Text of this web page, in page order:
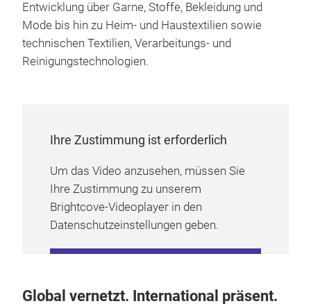
Entwicklung über Garne, Stoffe, Bekleidung und
Mode bis hin zu Heim- und Haustextilien sowie
technischen Textilien, Verarbeitungs- und
Reinigungstechnologien.
Ihre Zustimmung ist erforderlich
Um das Video anzusehen, müssen Sie
Ihre Zustimmung zu unserem
Brightcove-Videoplayer in den
Datenschutzeinstellungen geben.
Global vernetzt. International präsent.